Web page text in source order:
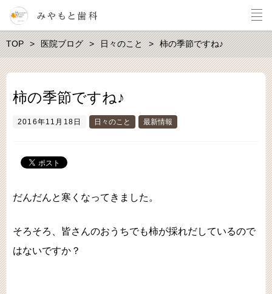
TOP 医院ブログ 日々のこと 柿の季節ですね♪
柿の季節ですね♪
2016年11月18日 日々のこと 最新情報
だんだんと寒くなってきました。
そろそろ、皆さんのおうちでも柿が採れだしているので
はないですか？